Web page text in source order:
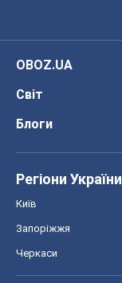
OBOZ.UA
Світ
Блоги
Регіони України
Київ
Запоріжжя
Черкаси